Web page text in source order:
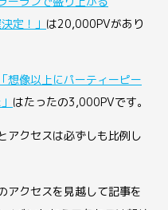
定！」 は20,000PVがあり
「想像以上にパーティーピー
はたったの3,000PVです。
アクセスは必ずしも比例し
アクセスを見越して記事を